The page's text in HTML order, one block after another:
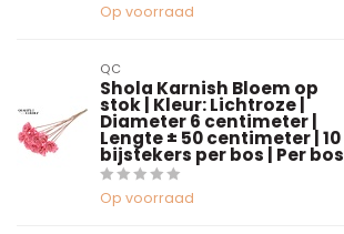
Op voorraad
QC
Shola Karnish Bloem op
stok | Kleur: Lichtroze |
Diameter 6 centimeter |
Lengte ± 50 centimeter | 10
bijstekers per bos | Per bos
Op voorraad